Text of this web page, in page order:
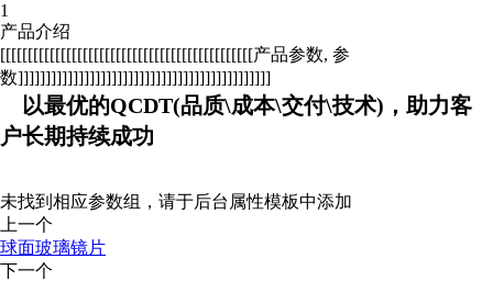
1
产品介绍
[[[[[[[[[[[[[[[[[[[[[[[[[[[[[[[[[[[[[[[[[[[[[[产品参数, 参
数]]]]]]]]]]]]]]]]]]]]]]]]]]]]]]]]]]]]]]]]]]]]]]
以最优的QCDT(品质\成本\交付\技术)，助力客
户长期持续成功
未找到相应参数组，请于后台属性模板中添加
上一个
球面玻璃镜片
下一个